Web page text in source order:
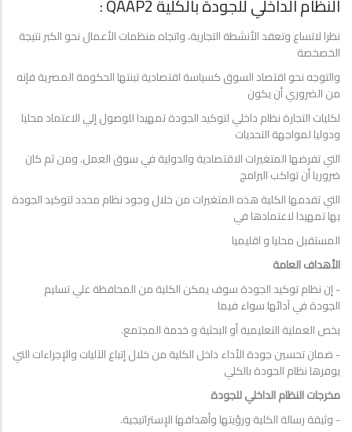
النظام الداخلي للجودة بالكلية QAAP2 :
نظرا لاتساع وتعقد الأنشطة التجارية، واتجاه منظمات الأعمال نحو الكبر نتيجة
الخصخصة
والتوجه نحو اقتصاد السوق كسياسة اقتصادية تبنتها الحكومة المصرية فإنه
من الضروري أن يكون
لكليات التجارة نظام داخلي لتوكيد الجودة تمهيدا للوصول إلي الاعتماد محليا
ودوليا لمواجهة التحديات
التي تفرضها المتغيرات الاقتصادية والدولية في سوق العمل. ومن ثم كان
ضروريا أن تواكب البرامج
التي تقدمها الكلية هذه المتغيرات من خلال وجود نظام محدد لتوكيد الجودة
بها تمهيدا لاعتمادها في
المستقبل محليا و اقليميا
الأهداف العامة
- إن نظام توكيد الجودة سوف يمكن الكلية من المحافظة علي تسليم
الجودة في آدائها سواء فيما
يخص العملية التعليمية أو البحثية و خدمة المجتمع.
- ضمان تحسين جودة الأداء داخل الكلية من خلال إتباع الآليات والإجراءات التي
يوفرها نظام الجودة بالكلي
مخرجات النظام الداخلي للجودة
- وثيقة رسالة الكلية ورؤيتها وأهدافها الإستراتيجية.